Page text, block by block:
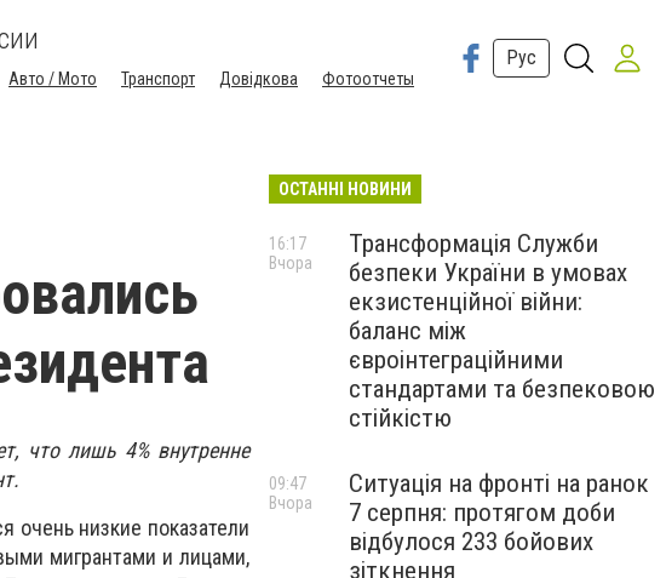
Авто / Мото Транспорт Довідкова Фотоотчеты
Рус
что лишь 4% внутренне
очень низкие показатели
мигрантами и лицами,
ОСТАННІ НОВИНИ
Трансформація Служби
безпеки України в умовах
екзистенційної війни:
баланс між
євроінтеграційними
стандартами та безпековою
стійкістю
16:17
Вчора
Ситуація на фронті на ранок
7 серпня: протягом доби
відбулося 233 бойових
зіткнення
09:47
Вчора